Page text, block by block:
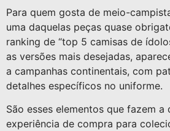
Para quem gosta de meio-
uma daquelas peças quase
ranking de “top 5 camisas de
as versões mais desejadas,
a campanhas continentais, com
detalhes específicos no uniforme.
São esses elementos que fazem a
experiência de compra para